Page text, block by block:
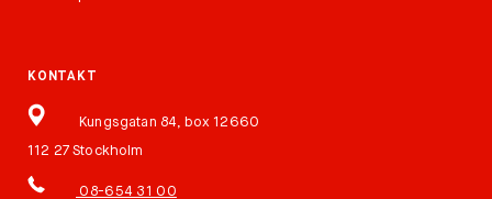
KONTAKT
Kungsgatan 84, box 12660
112 27 Stockholm
08-654 31 00